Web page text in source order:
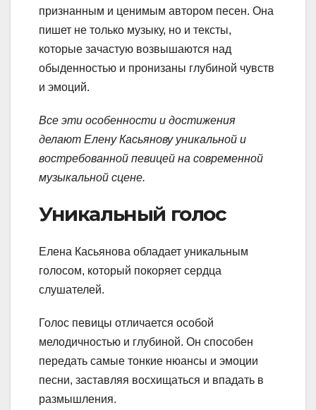
признанным и ценимым автором песен. Она
пишет не только музыку, но и тексты,
которые зачастую возвышаются над
обыденностью и пронизаны глубиной чувств
и эмоций.
Все эти особенности и достижения
делают Елену Касьянову уникальной и
востребованной певицей на современной
музыкальной сцене.
Уникальный голос
Елена Касьянова обладает уникальным
голосом, который покоряет сердца
слушателей.
Голос певицы отличается особой
мелодичностью и глубиной. Он способен
передать самые тонкие нюансы и эмоции
песни, заставляя восхищаться и впадать в
размышления.